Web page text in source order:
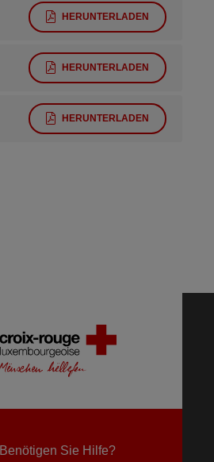
HERUNTERLADEN
HERUNTERLADEN
HERUNTERLADEN
Benötigen Sie Hilfe?